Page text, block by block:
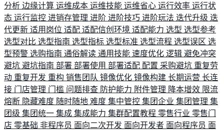
分析 边缘计算 运维成本 运维技能 运维省心 运行效率 运行状
态 运行监控 进销存管理 进阶 进阶技巧 进阶玩法 迭代升级 迭
代更新 适用岗位 适配 适配信创环境 适配能力 选型 选型参考
选型对比 选型指南 选型指标 选型标准 选型流程 选型误区 选
型预警 选购指南 通俗解读 通用技能 速度优化 逻辑 避免冲突
避坑 避坑指南 部署 部署使用 部署适配 配置 采购避坑 重复劳
动 重复开发 重构 销售团队 镜像优化 镜像构建 长期运营 长连
接 门店管理 门槛 问题排查 防护能力 附件管理 降本增效 限流
熔断 隐藏难度 随时随地 难度 集中管控 集团企业 集团管理 集
团级 集团统一 集成 集成能力 集群配置教程 零售行业 零售门
店 零基础 非程序员 面向二次开发 面向开发者 面向程序员 面